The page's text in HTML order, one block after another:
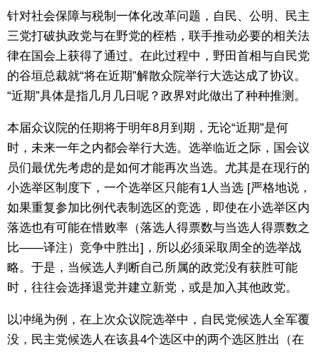
话题
日本信息库
日本一瞥
人物访谈
东京
编辑部通知
SNS
针对社会保障与税制一体化改革问题，自民、公明、民主
三党打破执政党与在野党的桎梏，联手推动必要的相关法
律在国会上获得了通过。在此过程中，野田首相与自民党
的谷垣总裁就“将在近期”解散众院举行大选达成了协议。
“近期”具体是指几月几日呢？政界对此做出了种种推测。
本届众议院的任期将于明年8月到期，无论“近期”是何
时，未来一年之内都会举行大选。选举临近之际，国会议
员们最优先考虑的是如何才能再次当选。尤其是在现行的
小选举区制度下，一个选举区只能有1人当选 [严格地说，
如果重复参加比例代表制选区的竞选，即使在小选举区内
落选也有可能在惜败率（落选人得票数与当选人得票数之
比——译注）竞争中胜出]，所以必须采取周全的选举战
略。于是，当候选人判断自己所属的政党没有获胜可能
时，往往会选择退党并建立新党，或是加入其他政党。
以冲绳为例，在上次众议院选举中，自民党候选人全军覆
没，民主党候选人在该县4个选区中的两个选区胜出（在